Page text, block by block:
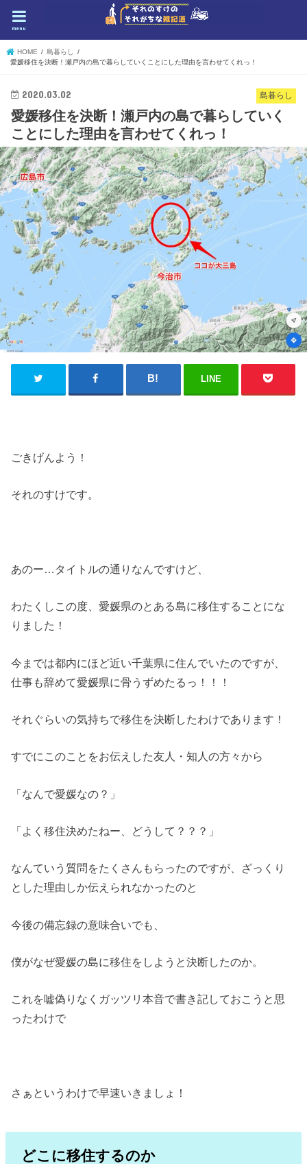
menu
HOME
島暮らし
愛媛移住を決断！瀬戸内の島で暮らしていくことにした理由を言わせてくれっ！
島暮らし
2020.03.02
愛媛移住を決断！瀬戸内の島で暮らしていく
ことにした理由を言わせてくれっ！
LINE
ごきげんよう！
それのすけです。
あのー…タイトルの通りなんですけど、
わたくしこの度、愛媛県のとある島に移住することにな
りました！
今までは都内にほど近い千葉県に住んでいたのですが、
仕事も辞めて愛媛県に骨うずめたるっ！！！
それぐらいの気持ちで移住を決断したわけであります！
すでにこのことをお伝えした友人・知人の方々から
「なんで愛媛なの？」
「よく移住決めたねー、どうして？？？」
なんていう質問をたくさんもらったのですが、ざっくり
とした理由しか伝えられなかったのと
今後の備忘録の意味合いでも、
僕がなぜ愛媛の島に移住をしようと決断したのか。
これを嘘偽りなくガッツリ本音で書き記しておこうと思
ったわけで
さぁというわけで早速いきましょ！
どこに移住するのか